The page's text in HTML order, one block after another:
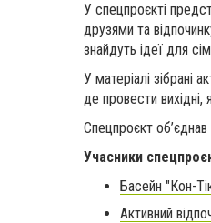
У спецпроєкті
друзями та
знайдуть ідеї для
У матеріалі зібрані
де провести вихідні,
Спецпроєкт
Учасники
Басейн "Кон-
Активний